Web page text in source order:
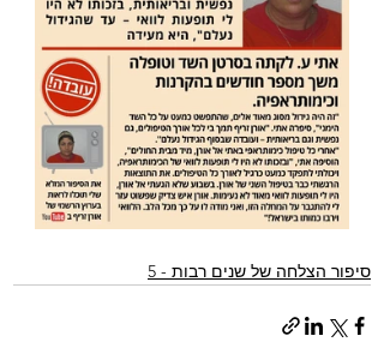
סיפור הצלחה של שנים רבות - 5